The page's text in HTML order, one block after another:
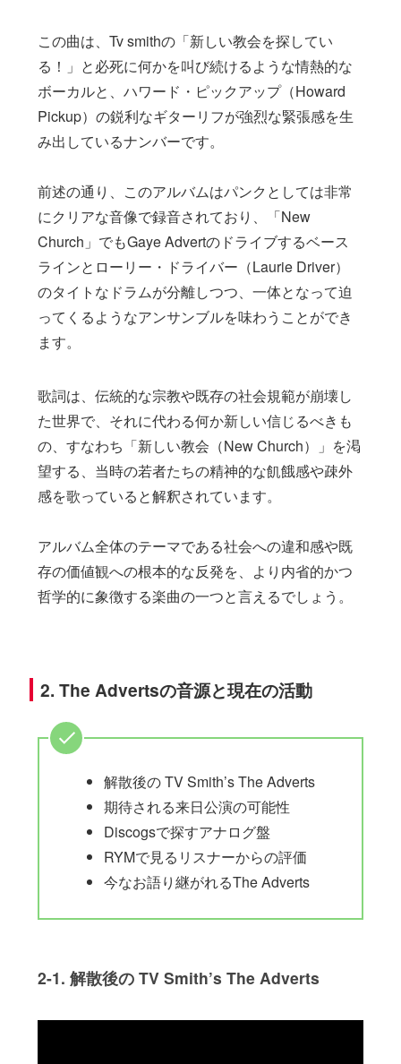
この曲は、Tv smithの「新しい教会を探してい
る！」と必死に何かを叫び続けるような情熱的な
ボーカルと、ハワード・ピックアップ（Howard
Pickup）の鋭利なギターリフが強烈な緊張感を生
み出しているナンバーです。
前述の通り、このアルバムはパンクとしては非常
にクリアな音像で録音されており、「New
Church」でもGaye Advertのドライブするベース
ラインとローリー・ドライバー（Laurie Driver）
のタイトなドラムが分離しつつ、一体となって迫
ってくるようなアンサンブルを味わうことができ
ます。
歌詞は、伝統的な宗教や既存の社会規範が崩壊し
た世界で、それに代わる何か新しい信じるべきも
の、すなわち「新しい教会（New Church）」を渇
望する、当時の若者たちの精神的な飢餓感や疎外
感を歌っていると解釈されています。
アルバム全体のテーマである社会への違和感や既
存の価値観への根本的な反発を、より内省的かつ
哲学的に象徴する楽曲の一つと言えるでしょう。
2. The Advertsの音源と現在の活動
解散後の TV Smith’s The Adverts
期待される来日公演の可能性
Discogsで探すアナログ盤
RYMで見るリスナーからの評価
今なお語り継がれるThe Adverts
2-1. 解散後の TV Smith’s The Adverts